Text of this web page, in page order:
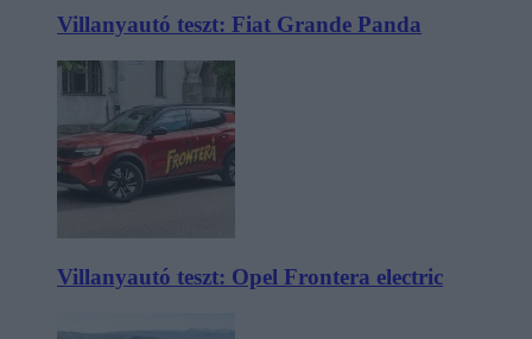
Villanyautó teszt: Fiat Grande Panda
Villanyautó teszt: Opel Frontera electric